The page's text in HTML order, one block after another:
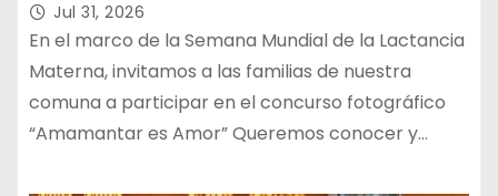
Jul 31, 2026
En el marco de la Semana Mundial de la Lactancia
Materna, invitamos a las familias de nuestra
comuna a participar en el concurso fotográfico
“Amamantar es Amor” Queremos conocer y…